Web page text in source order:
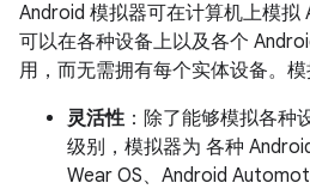
Android 模拟器可在计算机上模拟
可以在各种设备上以及各个
用，而无需拥有每个实体设备。模
灵活性：除了能够模拟各种
级别，模拟器为 各种
Wear OS、Android